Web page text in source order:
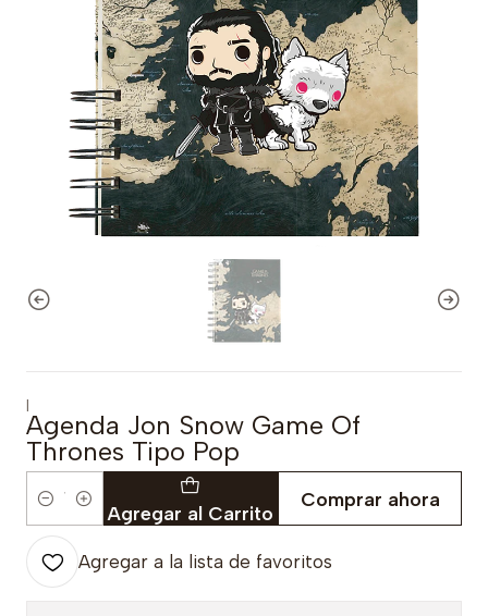
|
Agenda Jon Snow Game Of
Thrones Tipo Pop
Cantidad Agregar al Carrito
Comprar ahora
Agregar a la lista de favoritos